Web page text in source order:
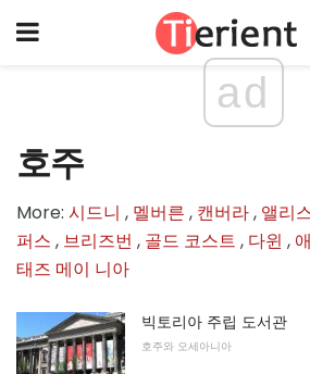
ad
호주
More: 시드니 , 멜버른 , 캔버라, 앨리
퍼스 , 브리즈번 , 골드 코스트 , 다윈 ,
태즈 메이 니아
빅토리아 주립 도서관
호주와 오세아니아